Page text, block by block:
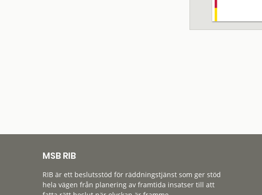
MSB RIB
RIB är ett beslutsstöd för räddningstjänst som ger stöd
hela vägen från planering av framtida insatser till att